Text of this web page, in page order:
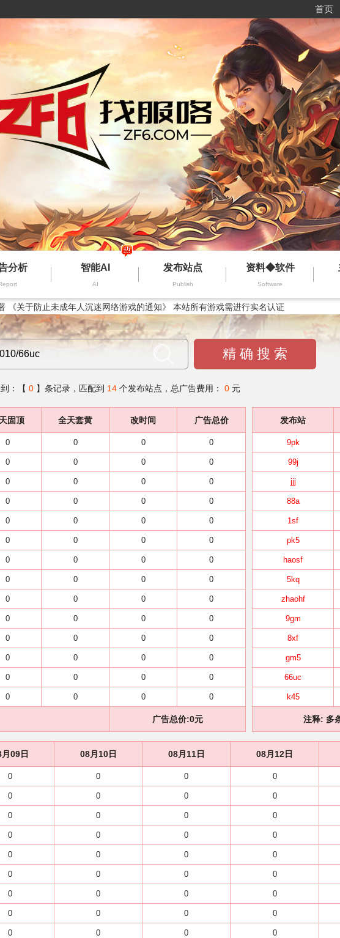
首页
分析 智能AI
AI
发布站点
Publish
资料◆软件
Software
《关于防止未成年人沉迷网络游戏的通知》 本站所有游戏需进行实名认证
精 确 搜 索
：【 0 】条记录，匹配到 14 个发布站点，总广告费用： 0 元
固顶 全天套黄 改时间 广告总价
0 0 0 0
0 0 0 0
0 0 0 0
0 0 0 0
0 0 0 0
0 0 0 0
0 0 0 0
0 0 0 0
0 0 0 0
0 0 0 0
0 0 0 0
0 0 0 0
0 0 0 0
0 0 0 0
广告总价:0元
发布站
9pk
99j
jjj
88a
1sf
pk5
haosf
5kq
zhaohf
9gm
8xf
gm5
66uc
k45
注释: 多
09日 08月10日 08月11日 08月12日
0 0 0 0
0 0 0 0
0 0 0 0
0 0 0 0
0 0 0 0
0 0 0 0
0 0 0 0
0 0 0 0
0 0 0 0